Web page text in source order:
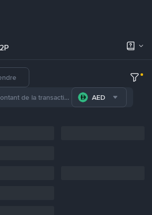
AED